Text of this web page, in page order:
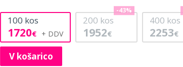
100 kos
1720€
200 kos
1952€
-43%
400 kos
2253€
V košarico